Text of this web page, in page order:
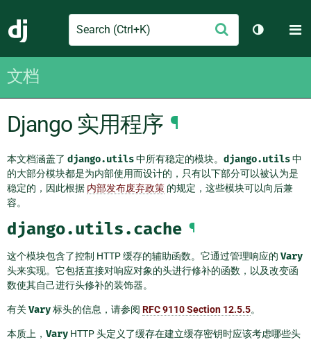
Django
Search
交
切换主题
文档
Django 实用程序 ¶
本文档涵盖了 django.utils中所有稳定的模块。 django.utils中
的大部分模块都是为内部使用而设计的，只有以下部分可以被认为是
稳定的，因此根据 内部发布废弃政策 的规定，这些模块可以向后兼
容。
django.utils.cache ¶
这个模块包含了控制 HTTP 缓存的辅助函数。它通过管理响应的 Vary
头来实现。它包括直接对响应对象的头进行修补的函数，以及改变函
数使其自己进行头修补的装饰器。
有关Vary标头的信息，请参阅 RFC 9110 Section 12.5.5。
本质上， Vary HTTP 头定义了缓存在建立缓存密钥时应该考虑哪些头